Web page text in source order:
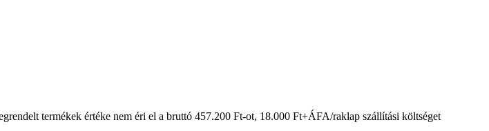
termékek értéke nem éri el a bruttó 457.200 Ft-ot, 18.000 Ft+ÁFA/raklap szállítási költséget